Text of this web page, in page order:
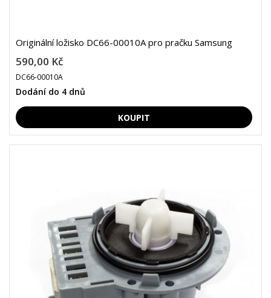
Originální ložisko DC66-00010A pro pračku Samsung
590,00 Kč
DC66-00010A
Dodání do 4 dnů